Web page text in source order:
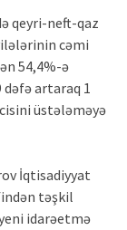
qeyri-neft-qaz
cəmi
54,4%-ə
dəfə artaraq 1
üstələməyə
İqtisadiyyat
təşkil
idarəetmə